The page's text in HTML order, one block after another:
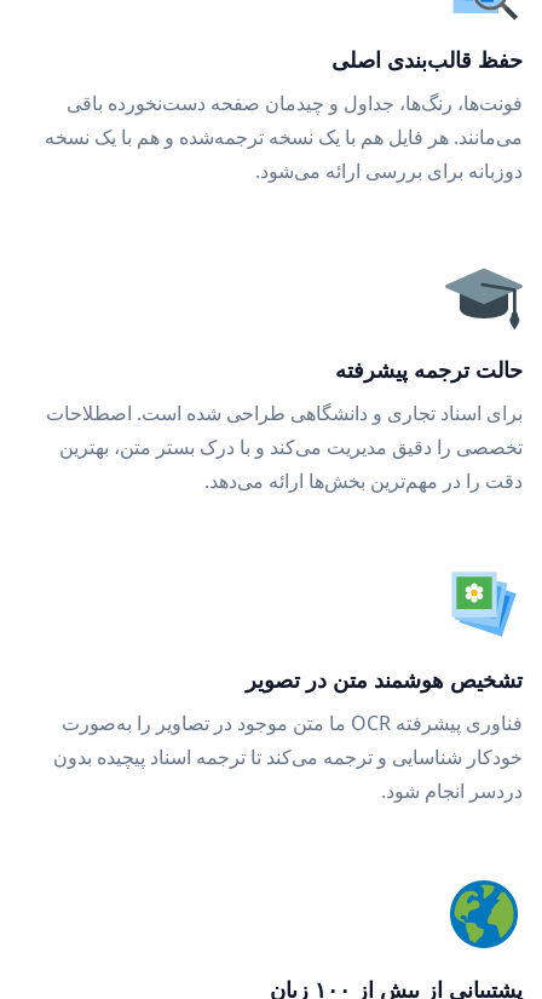
حفظ قالب‌بندی اصلی
فونت‌ها، رنگ‌ها، جداول و چیدمان صفحه دست‌نخورده باقی
می‌مانند. هر فایل هم با یک نسخه ترجمه‌شده و هم با یک نسخه
دوزبانه برای بررسی ارائه می‌شود.
حالت ترجمه پیشرفته
برای اسناد تجاری و دانشگاهی طراحی شده است. اصطلاحات
تخصصی را دقیق مدیریت می‌کند و با درک بستر متن، بهترین
دقت را در مهم‌ترین بخش‌ها ارائه می‌دهد.
تشخیص هوشمند متن در تصویر
فناوری پیشرفته OCR ما متن موجود در تصاویر را به‌صورت
خودکار شناسایی و ترجمه می‌کند تا ترجمه اسناد پیچیده بدون
دردسر انجام شود.
پشتیبانی از بیش از ۱۰۰ زبان